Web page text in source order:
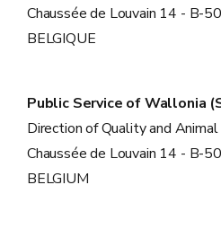
Chaussée de Louvain 14 - B-
BELGIQUE
Public Service of Wallonia
Direction of Quality and
Chaussée de Louvain 14 - B-
BELGIUM